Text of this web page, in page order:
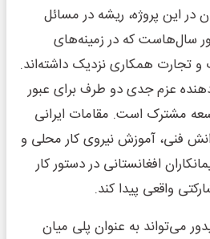
در این پروژه، ریشه در مسائل
سال‌هاست که در زمینه‌های
و تجارت همکاری نزدیک داشته‌اند.
عزم جدی دو طرف برای عبور
مشترک است. مقامات ایرانی
دانش فنی، آموزش نیروی کار محلی و
افغانستانی در دستور کار
واقعی پیدا کند.
می‌تواند به عنوان پلی میان